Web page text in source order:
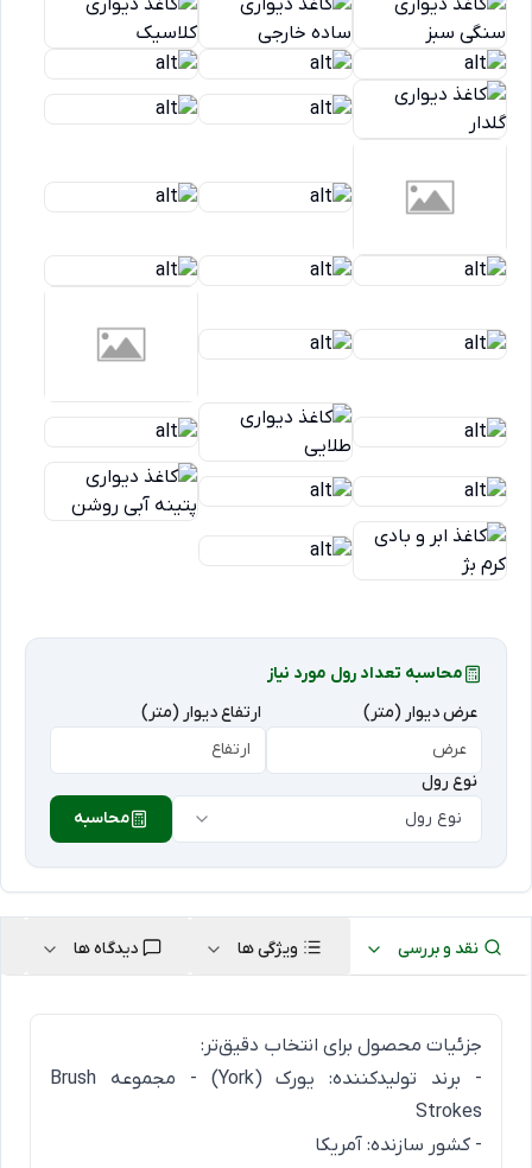
محاسبه تعداد رول مورد نیاز
عرض دیوار (متر)
ارتفاع دیوار (متر)
نوع رول
نوع رول
محاسبه
نقد و بررسی ویژگی ها دیدگاه ها
جزئیات محصول برای انتخاب دقیق‌تر:
- برند تولیدکننده: یورک (York) - مجموعه Brush
Strokes
- کشور سازنده: آمریکا